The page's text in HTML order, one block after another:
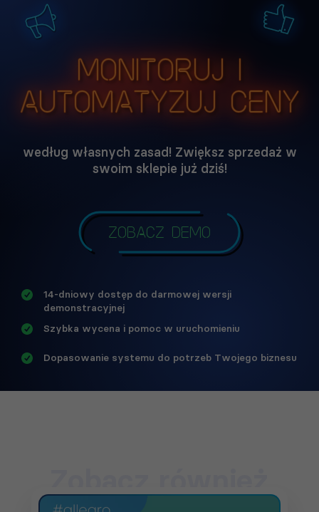
Monitoruj i
automatyzuj ceny
według własnych zasad! Zwiększ sprzedaż w
swoim sklepie już dziś!
Zobacz demo
14-dniowy dostęp do darmowej wersji
demonstracyjnej
Szybka wycena i pomoc w uruchomieniu
Dopasowanie systemu do potrzeb Twojego biznesu